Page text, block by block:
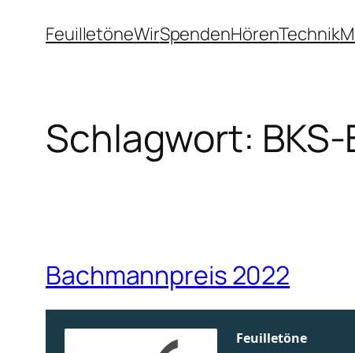
InhaltFeuilletöneWirSpendenHörenTechnik
Schlagwort:
Bachmannpreis 2022